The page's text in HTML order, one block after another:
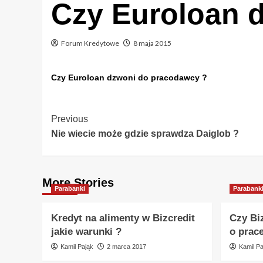
Czy Euroloan
Forum Kredytowe 8 maja 2015
Czy Euroloan dzwoni do pracodawcy ?
Post
Navigation
Previous
Nie wiecie może gdzie sprawdza Daiglob ?
More Stories
Parabanki
Kredyt na alimenty w Bizcredit
jakie warunki ?
Kamil Pająk 2 marca 2017
Parabanki
Czy
o
Kamil